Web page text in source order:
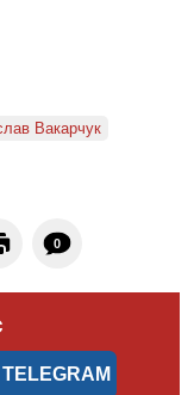
Вакарчук
0
TELEGRAM